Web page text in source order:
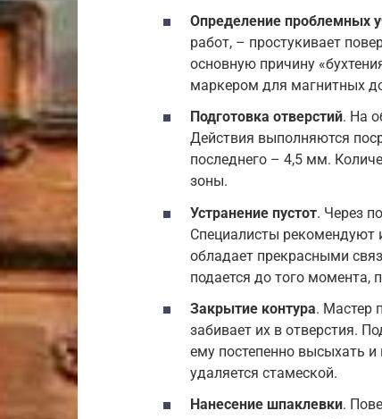
Определение проблемных
работ, – простукивает
основную причину
маркером для магнитных
Подготовка отверстий. На
Действия выполняются
последнего – 4,5 мм.
зоны.
Устранение пустот. Через
Специалисты рекомендуют
обладает прекрасными
подается до того момента,
Закрытие контура. Мастер
забивает их в отверстия.
ему постепенно высыхать
удаляется стамеской.
Нанесение шпаклевки.